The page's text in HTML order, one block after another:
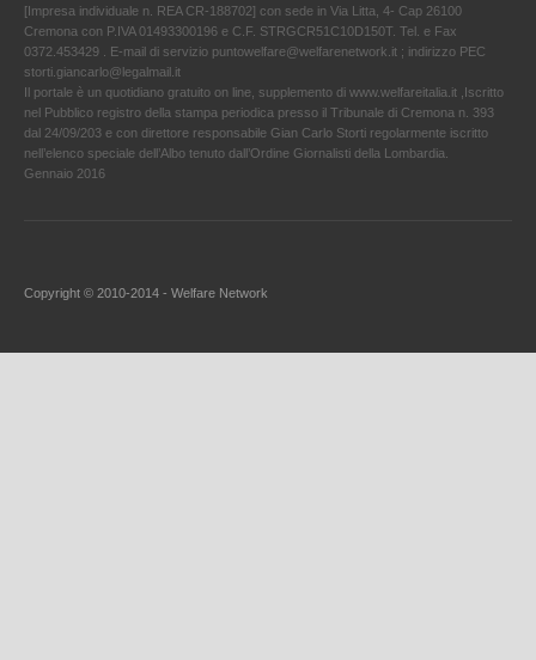
[Impresa individuale n. REA CR-188702] con sede in Via Litta, 4- Cap 26100
Cremona con P.IVA 01493300196 e C.F. STRGCR51C10D150T. Tel. e Fax
0372.453429 . E-mail di servizio puntowelfare@welfarenetwork.it ; indirizzo PEC
storti.giancarlo@legalmail.it
Il portale è un quotidiano gratuito on line, supplemento di www.welfareitalia.it ,Iscritto
nel Pubblico registro della stampa periodica presso il Tribunale di Cremona n. 393
dal 24/09/203 e con direttore responsabile Gian Carlo Storti regolarmente iscritto
nell’elenco speciale dell’Albo tenuto dall’Ordine Giornalisti della Lombardia.
Gennaio 2016
Copyright © 2010-2014 - Welfare Network